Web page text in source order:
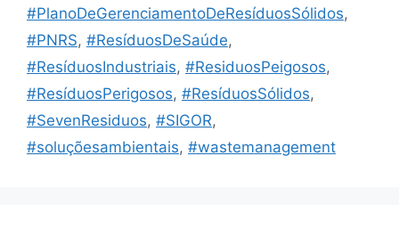
#PlanoDeGerenciamentoDeResíduosSólidos,
#PNRS, #ResíduosDeSaúde,
#ResíduosIndustriais, #ResiduosPeigosos,
#ResíduosPerigosos, #ResíduosSólidos,
#SevenResiduos, #SIGOR,
#soluçõesambientais, #wastemanagement